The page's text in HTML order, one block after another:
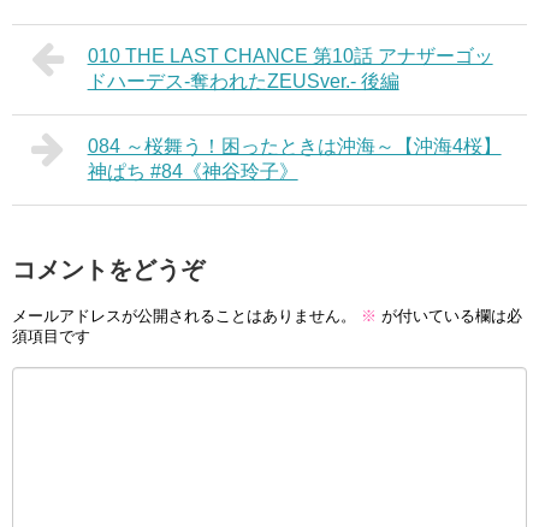
010 THE LAST CHANCE 第10話 アナザーゴッ
ドハーデス‐奪われたZEUSver.‐ 後編
084 ～桜舞う！困ったときは沖海～【沖海4桜】
神ぱち #84《神谷玲子》
コメントをどうぞ
メールアドレスが公開されることはありません。 ※ が付いている欄は必
須項目です